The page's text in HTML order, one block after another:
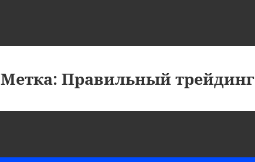
Метка:Правильный трейдинг